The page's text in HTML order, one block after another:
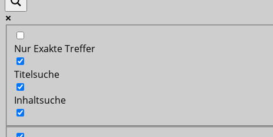
Nur Exakte Treffer
Titelsuche
Inhaltsuche